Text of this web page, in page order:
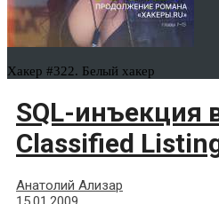
Хакер #322. Белый хакер
SQL-инъекция
Classified
Анатолий Ализар